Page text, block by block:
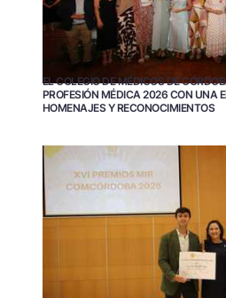
EL COLEGIO DE MÉDICOS DE
PROFESIÓN MÉDICA 2026 CON UNA
HOMENAJES Y RECONOCIMIENTOS